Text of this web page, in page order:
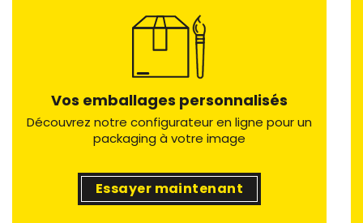
Vos emballages personnalisés
Découvrez notre configurateur en ligne pour un
packaging à votre image
Essayer maintenant